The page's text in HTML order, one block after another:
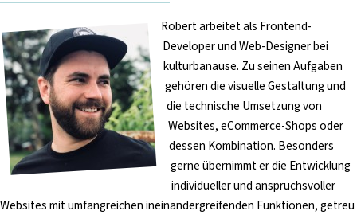
Robert arbeitet als Frontend-
Developer und Web-Designer bei
kulturbanause. Zu seinen Aufgaben
gehören die visuelle Gestaltung und
die technische Umsetzung von
Websites, eCommerce-Shops oder
dessen Kombination. Besonders
gerne übernimmt er die Entwicklung
individueller und anspruchsvoller
Websites mit umfangreichen ineinandergreifenden Funktionen, getreu